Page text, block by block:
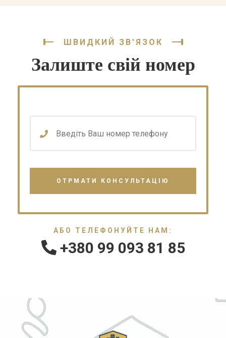
ШВИДКИЙ ЗВ'ЯЗОК
Залиште свій номер
АБО ТЕЛЕФОНУЙТЕ НАМ:
+380 99 093 81 85